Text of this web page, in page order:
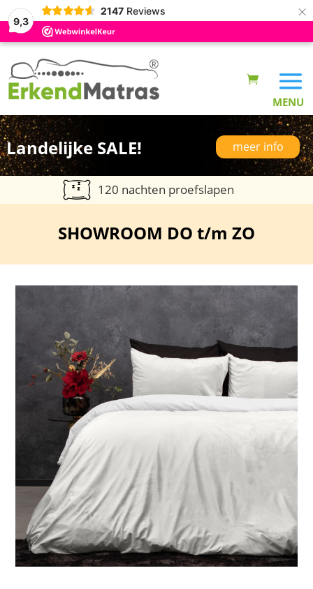
9,3
2147 Reviews ×
Landelijke SALE! meer info
120 nachten proefslapen
SHOWROOM DO t/m ZO